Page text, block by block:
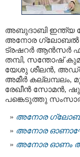
അബുദാബി ഇന്ത്യ
അനോര ഗ്ലോബൽ
ട്രഷറര്‍ ആൻസർ
തമ്പി, സന്തോഷ്
യേശു ശീലൻ,
അമീർ കല്ലമ്പലം,
രേഖീൻ സോമൻ,
പങ്കെടുത്തു
അനോര
അനോര
അനോര ഓണം